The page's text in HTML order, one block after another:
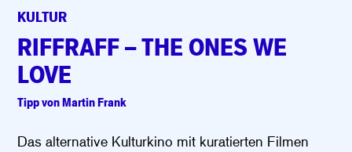
KULTUR
RIFFRAFF – THE ONES WE
LOVE
Tipp von Martin Frank
Das alternative Kulturkino mit kuratierten Filmen